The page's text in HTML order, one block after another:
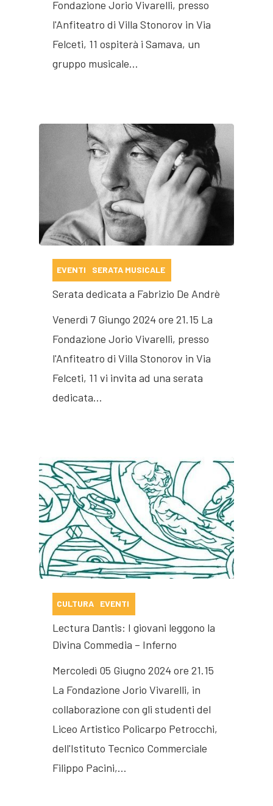
Fondazione Jorio Vivarelli, presso
l'Anfiteatro di Villa Stonorov in Via
Felceti, 11 ospiterà i Samava, un
gruppo musicale…
EVENTI SERATA MUSICALE
Serata dedicata a Fabrizio De Andrè
Venerdì 7 Giungo 2024 ore 21.15 La
Fondazione Jorio Vivarelli, presso
l'Anfiteatro di Villa Stonorov in Via
Felceti, 11 vi invita ad una serata
dedicata…
CULTURA EVENTI
Lectura Dantis: I giovani leggono la
Divina Commedia – Inferno
Mercoledì 05 Giugno 2024 ore 21.15
La Fondazione Jorio Vivarelli, in
collaborazione con gli studenti del
Liceo Artistico Policarpo Petrocchi,
dell'Istituto Tecnico Commerciale
Filippo Pacini,…